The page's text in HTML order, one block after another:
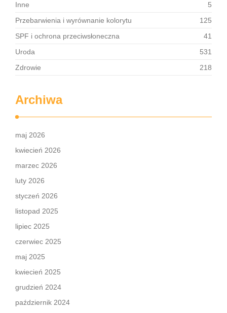
Inne
5
Przebarwienia i wyrównanie kolorytu
125
SPF i ochrona przeciwsłoneczna
41
Uroda
531
Zdrowie
218
Archiwa
maj 2026
kwiecień 2026
marzec 2026
luty 2026
styczeń 2026
listopad 2025
lipiec 2025
czerwiec 2025
maj 2025
kwiecień 2025
grudzień 2024
październik 2024